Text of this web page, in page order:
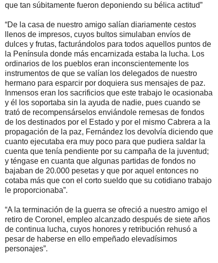
que tan súbitamente fueron deponiendo su bélica actitud”
“De la casa de nuestro amigo salían diariamente cestos
llenos de impresos, cuyos bultos simulaban envíos de
dulces y frutas, facturándolos para todos aquellos puntos de
la Península donde más encarnizada estaba la lucha. Los
ordinarios de los pueblos eran inconscientemente los
instrumentos de que se valían los delegados de nuestro
hermano para esparcir por doquiera sus mensajes de paz.
Inmensos eran los sacrificios que este trabajo le ocasionaba
y él los soportaba sin la ayuda de nadie, pues cuando se
trató de recompensárselos enviándole remesas de fondos
de los destinados por el Estado y por el mismo Cabrera a la
propagación de la paz, Fernández los devolvía diciendo que
cuanto ejecutaba era muy poco para que pudiera saldar la
cuenta que tenía pendiente por su campaña de la juventud;
y téngase en cuanta que algunas partidas de fondos no
bajaban de 20.000 pesetas y que por aquel entonces no
cotaba más que con el corto sueldo que su cotidiano trabajo
le proporcionaba”.
“A la terminación de la guerra se ofreció a nuestro amigo el
retiro de Coronel, empleo alcanzado después de siete años
de continua lucha, cuyos honores y retribución rehusó a
pesar de haberse en ello empeñado elevadísimos
personajes”.